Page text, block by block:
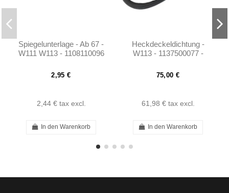
Spiegelunterlage - Ab 67 -
W111 W113 - 1108110096
2,95 €
2,44 € tax excl.
In den Warenkorb
Heckdeckeldichtung -
W113 - 1137500077 -
75,00 €
61,98 € tax excl.
In den Warenkorb